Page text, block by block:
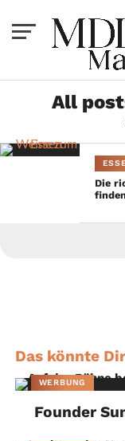
All
Die
Das könnte
WERBUNG
Founder